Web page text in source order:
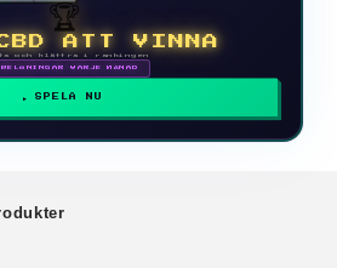
🏆
ATT VINNA
och klättra i rankingen
BELÖNINGAR VARJE MÅNAD
SPELA NU